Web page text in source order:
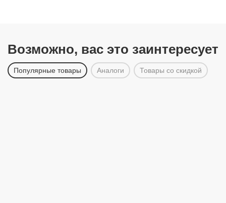
Возможно, вас это заинтересует
Популярные товары Аналоги Товары со скидкой